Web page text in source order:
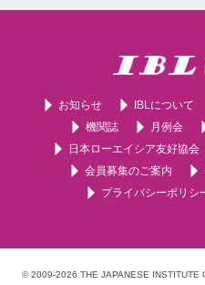
お知らせ IBLについて
機関誌
月例会
日本ローエイシア友好協会
会員募集のご案内
プライバシーポリシ
© 2009-2026 THE JAPANESE INSTITUTE